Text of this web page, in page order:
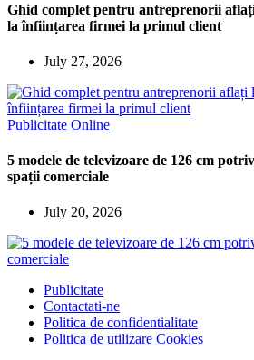
Ghid complet pentru antreprenorii
la înființarea firmei la primul client
July 27, 2026
Publicitate Online
5 modele de televizoare de 126 cm
spații comerciale
July 20, 2026
Publicitate
Contactati-ne
Politica de confidentialitate
Politica de utilizare Cookies